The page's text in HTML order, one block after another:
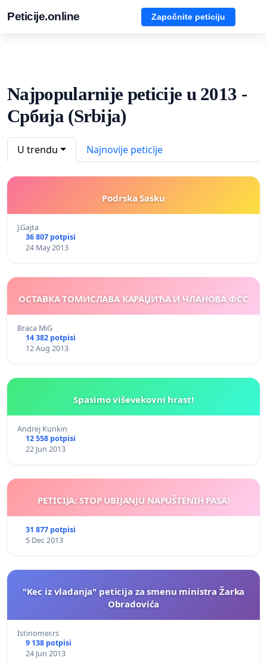
Peticije.online Započnite peticiju
Najpopularnije peticije u 2013 -
Србија (Srbija)
U trendu Najnovije peticije
Podrska Sasku
J.Gajta
36 807 potpisi
24 May 2013
ОСТАВКА ТОМИСЛАВА КАРАЏИЋА И ЧЛАНОВА ФСС
Braca MiG
14 382 potpisi
12 Aug 2013
Spasimo viševekovni hrast!
Andrej Kunkin
12 558 potpisi
22 Jun 2013
PETICIJA: STOP UBIJANJU NAPUŠTENIH PASA!
31 877 potpisi
5 Dec 2013
"Kec iz vladanja" peticija za smenu ministra Žarka
Obradovića
Istinomer.rs
9 138 potpisi
24 Jun 2013